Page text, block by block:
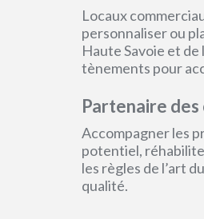
Locaux
personnaliser ou
Haute Savoie et
tènements pour
Partenaire des
Accompagner les
potentiel,
les règles de l’art
qualité.